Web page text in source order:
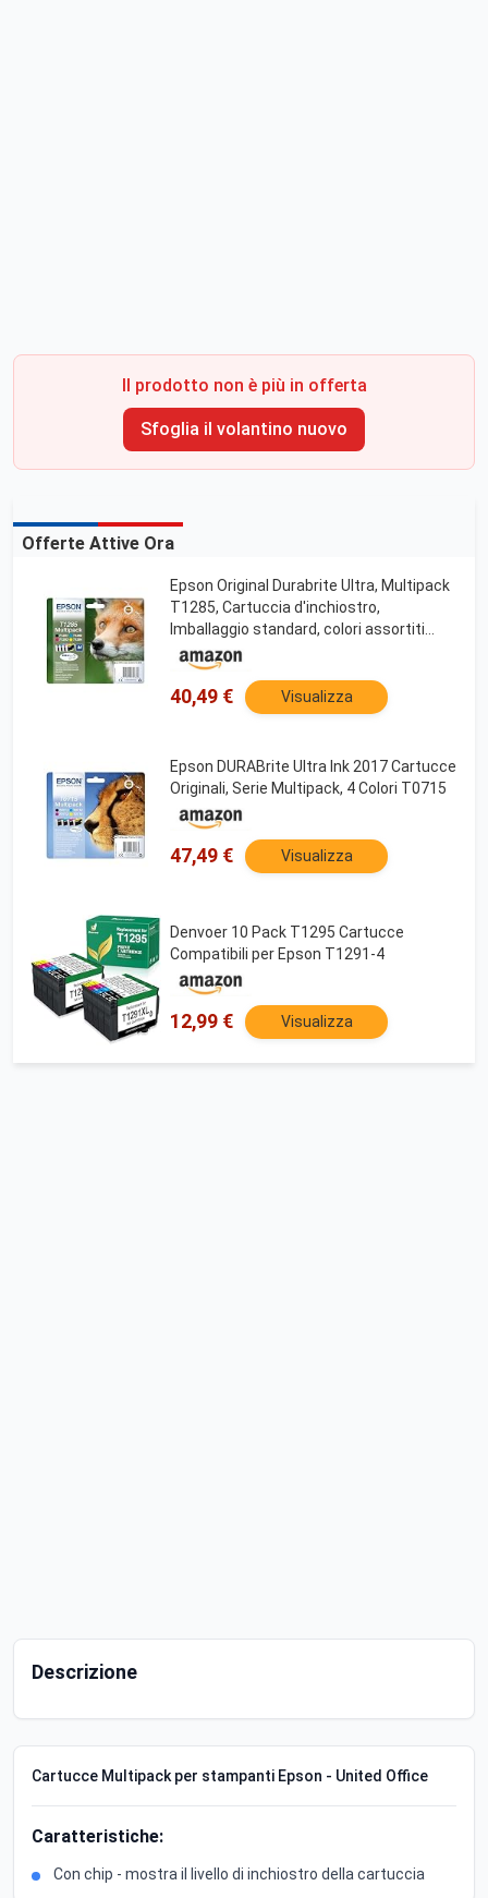
Il prodotto non è più in offerta
Sfoglia il volantino nuovo
Offerte Attive Ora
Epson Original Durabrite Ultra, Multipack
T1285, Cartuccia d'inchiostro,
Imballaggio standard, colori assortiti
Nero, Giallo, Magenta, Ciano
40,49 € Visualizza
Epson DURABrite Ultra Ink 2017 Cartucce
Originali, Serie Multipack, 4 Colori T0715
47,49 € Visualizza
Denvoer 10 Pack T1295 Cartucce
Compatibili per Epson T1291-4
12,99 € Visualizza
Descrizione
Cartucce Multipack per stampanti Epson - United Office
Caratteristiche:
Con chip - mostra il livello di inchiostro della cartuccia